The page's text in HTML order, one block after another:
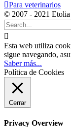
Para veterinarios
© 2007 - 2021 Etolia

Esta web utiliza
sigue navegando,
Saber más...
Política de Cookies
Cerrar
Privacy Overview